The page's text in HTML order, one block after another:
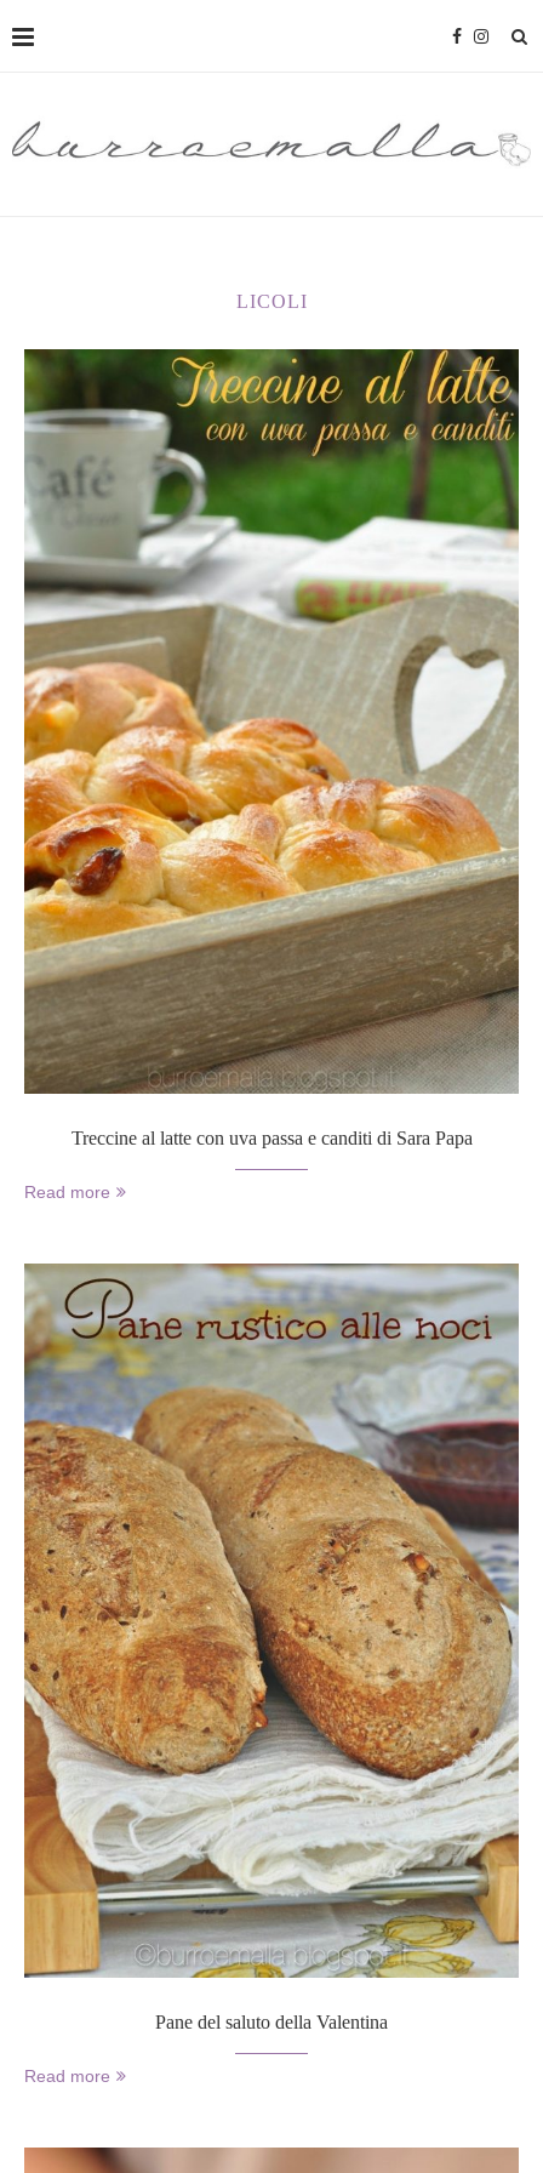
LICOLI
Treccine al latte con uva passa e canditi di Sara Papa
Read more
Pane del saluto della Valentina
Read more